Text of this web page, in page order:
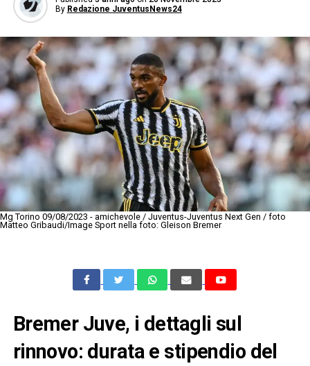
By Redazione JuventusNews24
Mg Torino 09/08/2023 - amichevole / Juventus-Juventus Next Gen / foto
Matteo Gribaudi/Image Sport nella foto: Gleison Bremer
Bremer Juve, i dettagli sul
rinnovo: durata e stipendio del